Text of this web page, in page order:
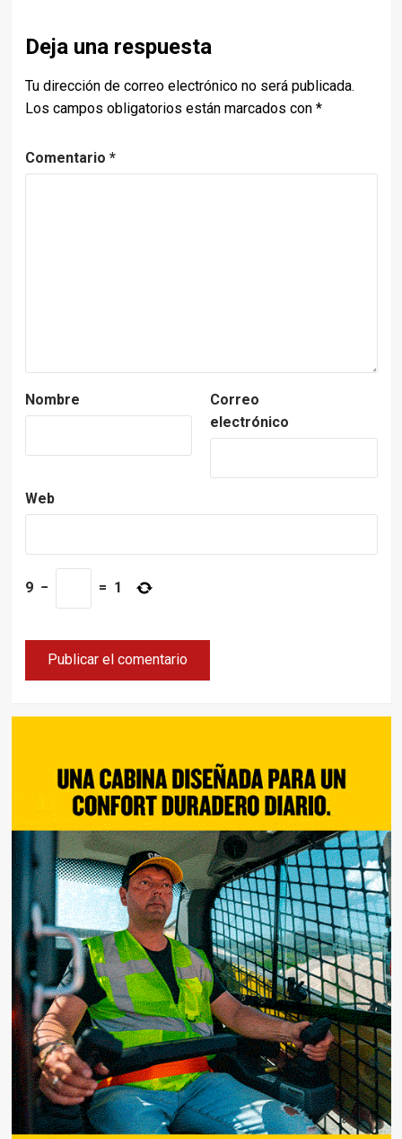
Deja una respuesta
Tu dirección de correo electrónico no será publicada.
Los campos obligatorios están marcados con *
Comentario *
Nombre
Correo
electrónico
Web
9 − = 1